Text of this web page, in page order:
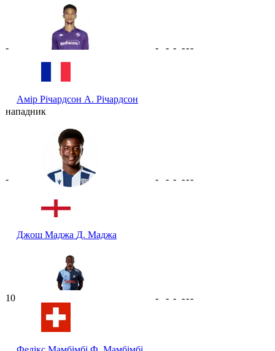
-
Амір Річардсон А. Річардсон
- - - ---
нападник
-
Джош Маджа Д. Маджа
- - - ---
10 - - - ---